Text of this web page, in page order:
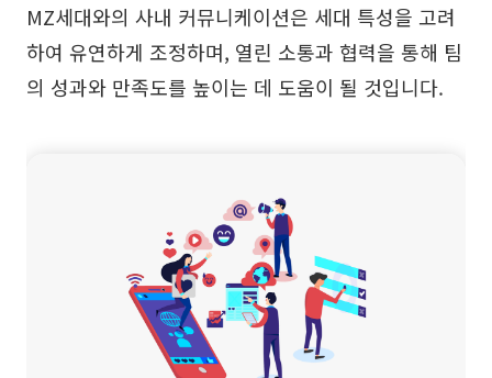
MZ세대와의 사내 커뮤니케이션은 세대 특성을 고려
하여 유연하게 조정하며, 열린 소통과 협력을 통해 팀
의 성과와 만족도를 높이는 데 도움이 될 것입니다.